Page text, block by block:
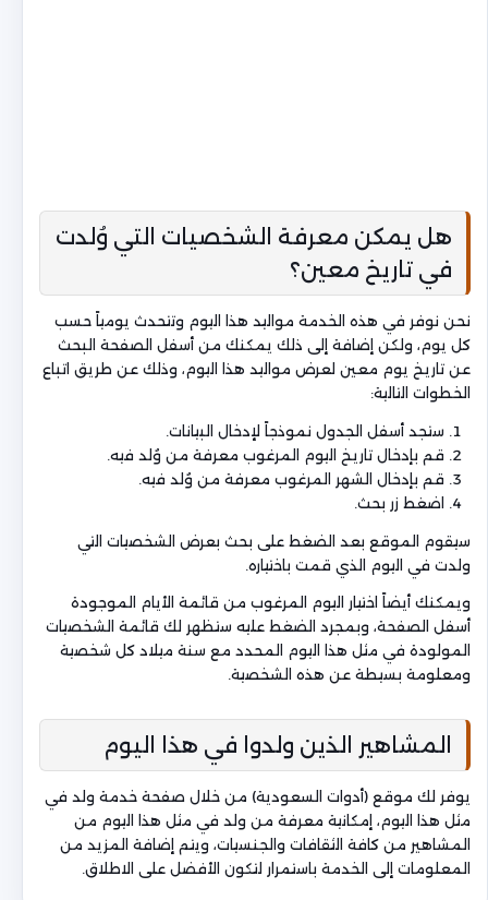
هل يمكن معرفة الشخصيات التي وُلدت
في تاريخ معين؟
نحن نوفر في هذه الخدمة مواليد هذا اليوم وتتحدث يومياً حسب
كل يوم، ولكن إضافة إلى ذلك يمكنك من أسفل الصفحة البحث
عن تاريخ يوم معين لعرض مواليد هذا اليوم، وذلك عن طريق اتباع
الخطوات التالية:
ستجد أسفل الجدول نموذجاً لإدخال البيانات.
قم بإدخال تاريخ اليوم المرغوب معرفة من وُلد فيه.
قم بإدخال الشهر المرغوب معرفة من وُلد فيه.
اضغط زر بحث.
سيقوم الموقع بعد الضغط على بحث بعرض الشخصيات التي
ولدت في اليوم الذي قمت باختياره.
ويمكنك أيضاً اختيار اليوم المرغوب من قائمة الأيام الموجودة
أسفل الصفحة، وبمجرد الضغط عليه ستظهر لك قائمة الشخصيات
المولودة في مثل هذا اليوم المحدد مع سنة ميلاد كل شخصية
ومعلومة بسيطة عن هذه الشخصية.
المشاهير الذين ولدوا في هذا اليوم
يوفر لك موقع (أدوات السعودية) من خلال صفحة خدمة ولد في
مثل هذا اليوم، إمكانية معرفة من ولد في مثل هذا اليوم من
المشاهير من كافة الثقافات والجنسيات، ويتم إضافة المزيد من
المعلومات إلى الخدمة باستمرار لتكون الأفضل على الاطلاق.